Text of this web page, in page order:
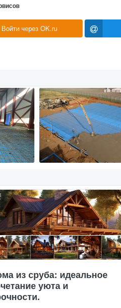
Войти через OK.ru
из сруба: идеальное
уюта и